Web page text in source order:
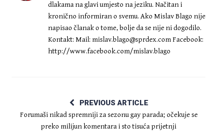
dlakama na glavi umjesto na jeziku. Načitan i
kronično informiran o svemu. Ako Mislav Blago nije
napisao članak o tome, bolje da se nije ni dogodilo.
Kontakt: Mail: mislav.blago@sprdex.com Facebook:
http://www.facebook.com/mislav.blago
PREVIOUS ARTICLE
Forumaši nikad spremniji za sezonu gay parada; očekuje se
preko milijun komentara i sto tisuća prijetnji